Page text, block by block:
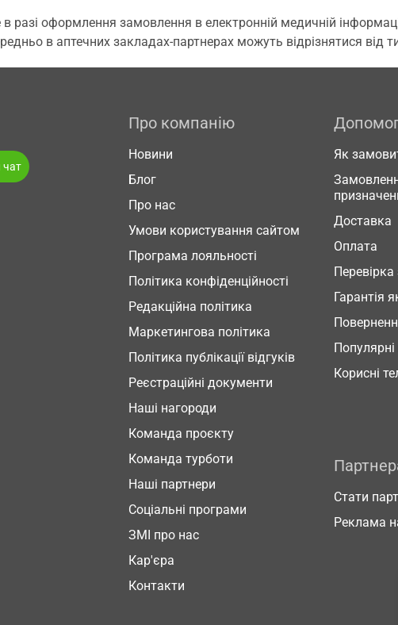
разі оформлення замовлення в електронній медичній
в аптечних закладах-партнерах можуть відрізнятися від
чат
Про компанію
Новини
Блог
Про нас
Умови користування сайтом
Програма лояльності
Політика конфіденційності
Редакційна політика
Маркетингова політика
Політика публікації відгуків
Реєстраційні документи
Наші нагороди
Команда проєкту
Команда турботи
Наші партнери
Соціальні програми
ЗМІ про нас
Кар'єра
Контакти
Як
Доставка
Оплата
Гарантія
Корисні
Стати
Реклама